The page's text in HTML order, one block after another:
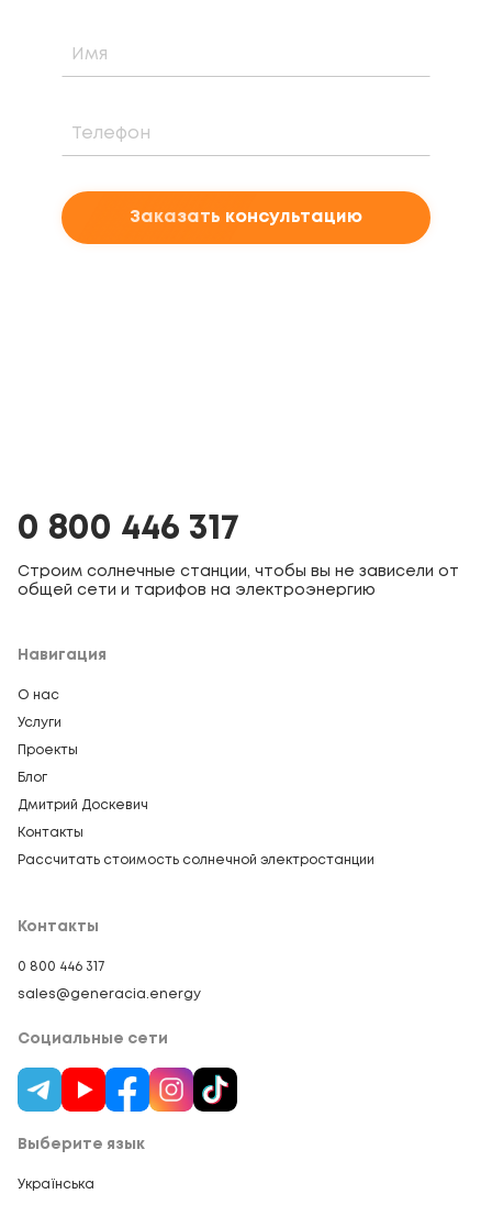
Заказать консультацию
0 800 446 317
Строим солнечные станции, чтобы вы не зависели от
общей сети и тарифов на электроэнергию
Навигация
О нас
Услуги
Проекты
Блог
Дмитрий Доскевич
Контакты
Рассчитать стоимость солнечной электростанции
Контакты
0 800 446 317
sales@generacia.energy
Социальные сети
Выберите язык
Українська